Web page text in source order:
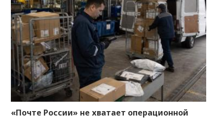
«Почте России» не хватает операционной